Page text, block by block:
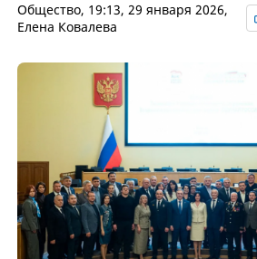
Общество, 19:13, 29 января 2026,
Елена Ковалева